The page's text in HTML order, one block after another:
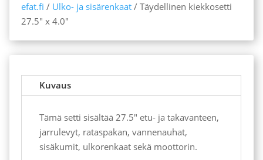
efat.fi / Ulko- ja sisärenkaat/ Täydellinen kiekkosetti
27.5″ x 4.0″
Kuvaus
Tämä setti sisältää 27.5" etu- ja takavanteen,
jarrulevyt, rataspakan, vannenauhat,
sisäkumit, ulkorenkaat sekä moottorin.